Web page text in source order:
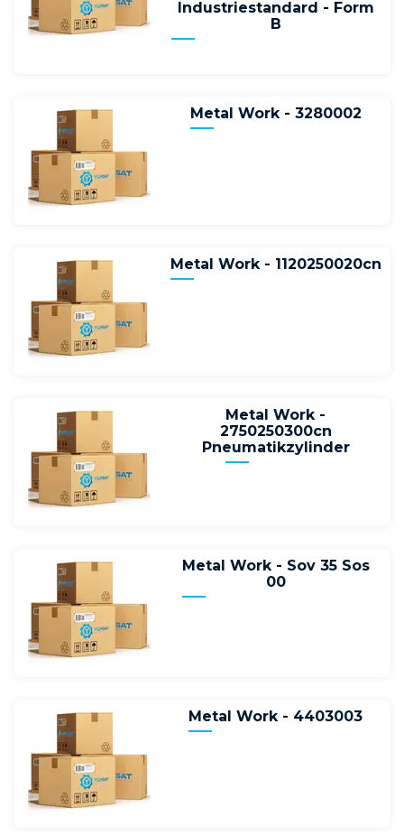
Industriestandard - Form
B
Metal Work - 3280002
Metal Work - 1120250020cn
Metal Work -
2750250300cn
Pneumatikzylinder
Metal Work - Sov 35 Sos
00
Metal Work - 4403003